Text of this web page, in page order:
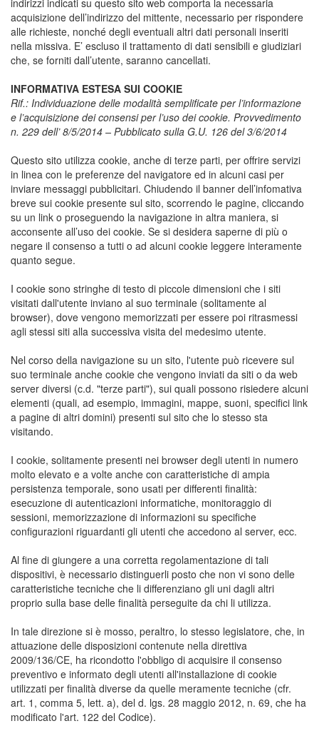
indirizzi indicati su questo sito web comporta la necessaria
acquisizione dell’indirizzo del mittente, necessario per rispondere
alle richieste, nonché degli eventuali altri dati personali inseriti
nella missiva. E’ escluso il trattamento di dati sensibili e giudiziari
che, se forniti dall’utente, saranno cancellati.
INFORMATIVA ESTESA SUI COOKIE
Rif.: Individuazione delle modalità semplificate per l’informazione
e l’acquisizione dei consensi per l’uso dei cookie. Provvedimento
n. 229 dell’ 8/5/2014 – Pubblicato sulla G.U. 126 del 3/6/2014
Questo sito utilizza cookie, anche di terze parti, per offrire servizi
in linea con le preferenze del navigatore ed in alcuni casi per
inviare messaggi pubblicitari. Chiudendo il banner dell’infomativa
breve sui cookie presente sul sito, scorrendo le pagine, cliccando
su un link o proseguendo la navigazione in altra maniera, si
acconsente all’uso dei cookie. Se si desidera saperne di più o
negare il consenso a tutti o ad alcuni cookie leggere interamente
quanto segue.
I cookie sono stringhe di testo di piccole dimensioni che i siti
visitati dall'utente inviano al suo terminale (solitamente al
browser), dove vengono memorizzati per essere poi ritrasmessi
agli stessi siti alla successiva visita del medesimo utente.
Nel corso della navigazione su un sito, l'utente può ricevere sul
suo terminale anche cookie che vengono inviati da siti o da web
server diversi (c.d. "terze parti"), sui quali possono risiedere alcuni
elementi (quali, ad esempio, immagini, mappe, suoni, specifici link
a pagine di altri domini) presenti sul sito che lo stesso sta
visitando.
I cookie, solitamente presenti nei browser degli utenti in numero
molto elevato e a volte anche con caratteristiche di ampia
persistenza temporale, sono usati per differenti finalità:
esecuzione di autenticazioni informatiche, monitoraggio di
sessioni, memorizzazione di informazioni su specifiche
configurazioni riguardanti gli utenti che accedono al server, ecc.
Al fine di giungere a una corretta regolamentazione di tali
dispositivi, è necessario distinguerli posto che non vi sono delle
caratteristiche tecniche che li differenziano gli uni dagli altri
proprio sulla base delle finalità perseguite da chi li utilizza.
In tale direzione si è mosso, peraltro, lo stesso legislatore, che, in
attuazione delle disposizioni contenute nella direttiva
2009/136/CE, ha ricondotto l'obbligo di acquisire il consenso
preventivo e informato degli utenti all'installazione di cookie
utilizzati per finalità diverse da quelle meramente tecniche (cfr.
art. 1, comma 5, lett. a), del d. lgs. 28 maggio 2012, n. 69, che ha
modificato l'art. 122 del Codice).